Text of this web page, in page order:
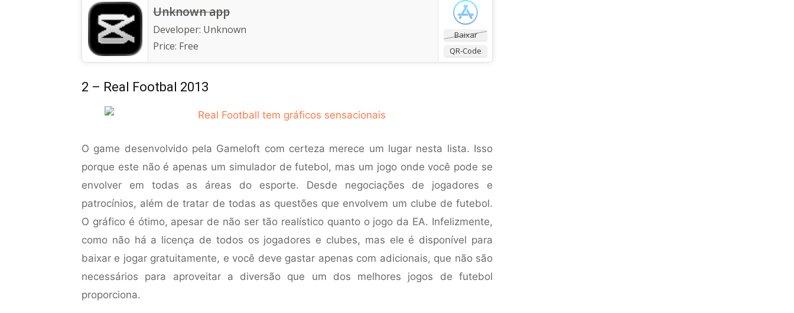
Baixar
QR-Code
Unknown app
Developer: Unknown
Price: Free
2 – Real Footbal 2013
O game desenvolvido pela Gameloft com certeza merece um lugar nesta lista. Isso
porque este não é apenas um simulador de futebol, mas um jogo onde você pode se
envolver em todas as áreas do esporte. Desde negociações de jogadores e
patrocínios, além de tratar de todas as questões que envolvem um clube de futebol.
O gráfico é ótimo, apesar de não ser tão realístico quanto o jogo da EA. Infelizmente,
como não há a licença de todos os jogadores e clubes, mas ele é disponível para
baixar e jogar gratuitamente, e você deve gastar apenas com adicionais, que não são
necessários para aproveitar a diversão que um dos melhores jogos de futebol
proporciona.